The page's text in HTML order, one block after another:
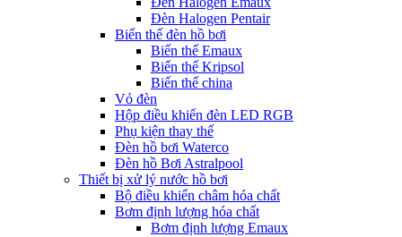
Đèn Halogen Pentair
Biến thế đèn hồ bơi
Biến thế Emaux
Biến thế Kripsol
Biến thế china
Vỏ đèn
Hộp điều khiển đèn LED RGB
Phụ kiện thay thế
Đèn hồ bơi Waterco
Đèn hồ Bơi Astralpool
Thiết bị xử lý nước hồ bơi
Bộ điều khiển châm hóa chất
Bơm định lượng hóa chất
Bơm định lượng Emaux